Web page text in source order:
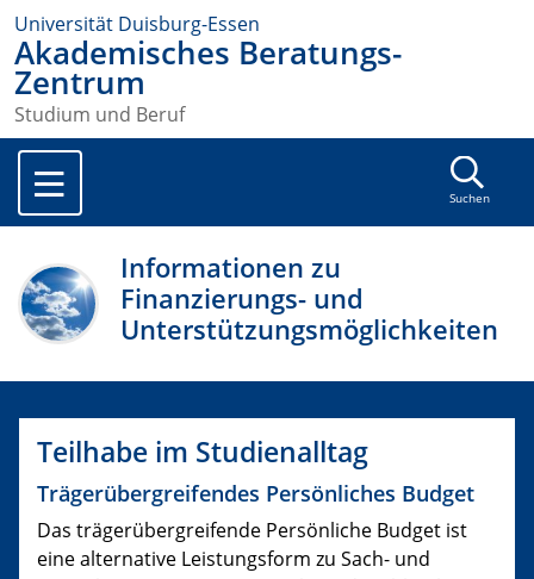
Universität Duisburg-Essen
Akademisches Beratungs-
Zentrum
Studium und Beruf
Suchen
Informationen zu
Finanzierungs- und
Unterstützungsmöglichkeiten
Teilhabe im Studienalltag
Trägerübergreifendes Persönliches Budget
Das trägerübergreifende Persönliche Budget ist
eine alternative Leistungsform zu Sach- und